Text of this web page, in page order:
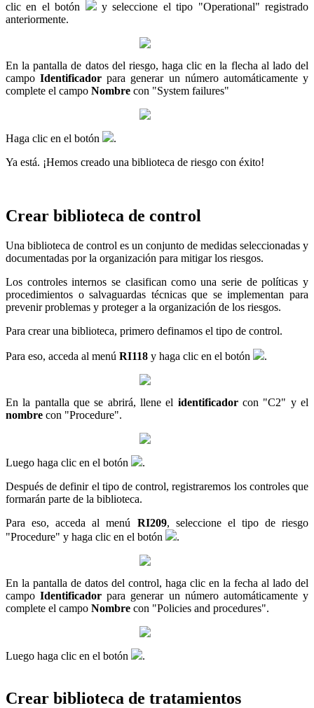
clic en el botón
y seleccione el tipo "Operational" registrado
anteriormente.
En la pantalla de datos del riesgo, haga clic en la flecha al lado del
campoIdentificador para generar un número automáticamente y
complete el campo Nombre con "System failures"
Haga clic en el botón
.
Ya está. ¡Hemos creado una biblioteca de riesgo con éxito!
Crear biblioteca de control
Una biblioteca de control es un conjunto de medidas seleccionadas y
documentadas por la organización para mitigar los riesgos.
Los controles internos se clasifican como una serie de políticas y
procedimientos o salvaguardas técnicas que se implementan para
prevenir problemas y proteger a la organización de los riesgos.
Para crear una biblioteca, primero definamos el tipo de control.
Para eso, acceda al menú RI118 y haga clic en el botón .
En la pantalla que se abrirá, llene el identificadorcon "C2" y el
nombre con "Procedure".
Luego haga clic en el botón
.
Después de definir el tipo de control, registraremos los controles que
formarán parte de la biblioteca.
Para eso, acceda al menú RI209, seleccione el tipo de riesgo
"Procedure" y haga clic en el botón
.
En la pantalla de datos del control, haga clic en la fecha al lado del
campoIdentificador para generar un número automáticamente y
complete el campo Nombre con "Policies and procedures".
Luego haga clic en el botón .
Crear biblioteca de tratamientos